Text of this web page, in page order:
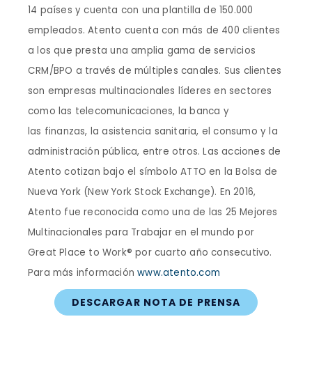
14 países y cuenta con una plantilla de 150.000
empleados. Atento cuenta con más de 400 clientes
a los que presta una amplia gama de servicios
CRM/BPO a través de múltiples canales. Sus clientes
son empresas multinacionales líderes en sectores
como las telecomunicaciones, la banca y
las finanzas, la asistencia sanitaria, el consumo y la
administración pública, entre otros. Las acciones de
Atento cotizan bajo el símbolo ATTO en la Bolsa de
Nueva York (New York Stock Exchange). En 2016,
Atento fue reconocida como una de las 25 Mejores
Multinacionales para Trabajar en el mundo por
Great Place to Work® por cuarto año consecutivo.
Para más informaciónwww.atento.com
DESCARGAR NOTA DE PRENSA